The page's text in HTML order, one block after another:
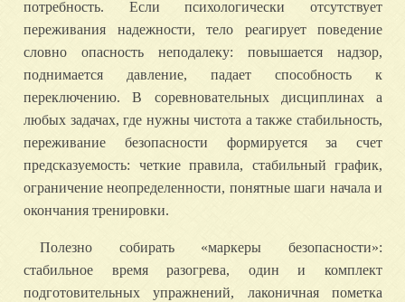
потребность. Если психологически отсутствует
переживания надежности, тело реагирует поведение
словно опасность неподалеку: повышается надзор,
поднимается давление, падает способность к
переключению. В соревновательных дисциплинах а
любых задачах, где нужны чистота а также стабильность,
переживание безопасности формируется за счет
предсказуемость: четкие правила, стабильный график,
ограничение неопределенности, понятные шаги начала и
окончания тренировки.
Полезно собирать «маркеры безопасности»:
стабильное время разогрева, один и комплект
подготовительных упражнений, лаконичная пометка